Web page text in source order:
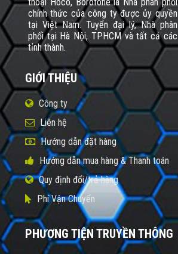
chính thức của công ty được ủy quyền
tại Việt Nam. Tuyển đại lý, Nhà phân
phối tại Hà Nội, TPHCM và tất cả các
tỉnh thành.
GIỚI THIỆU
Công ty
Liên hệ
Hướng dẫn đặt hàng
Hướng dẫn mua hàng & Thanh toán
Quy định đổi/trả hàng
Phí Vận Chuyển
PHƯƠNG TIỆN TRUYỀN THÔNG